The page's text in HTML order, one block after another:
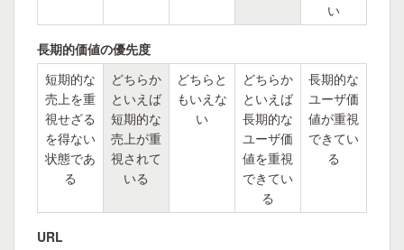
い
長期的価値の優先度
短期的な
売上を重
視せざる
を得ない
状態であ
る
どちらか
といえば
短期的な
売上が重
視されて
いる
どちらと
もいえな
い
どちらか
といえば
長期的な
ユーザ価
値を重視
できてい
る
長期的な
ユーザ価
値が重視
できてい
る
URL